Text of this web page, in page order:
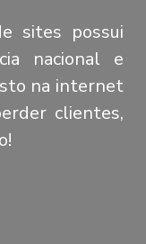
sites possui
nacional e
na internet
clientes,